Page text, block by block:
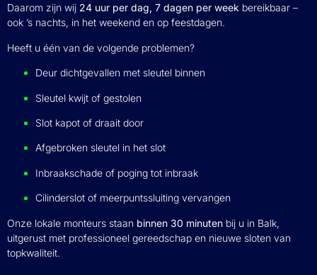
Daarom zijn wij 24 uur per dag, 7 dagen per week bereikbaar –
ook ’s nachts, in het weekend en op feestdagen.
Heeft u één van de volgende problemen?
Deur dichtgevallen met sleutel binnen
Sleutel kwijt of gestolen
Slot kapot of draait door
Afgebroken sleutel in het slot
Inbraakschade of poging tot inbraak
Cilinderslot of meerpuntssluiting vervangen
Onze lokale monteurs staan binnen 30 minuten bij u in Balk,
uitgerust met professioneel gereedschap en nieuwe sloten van
topkwaliteit.